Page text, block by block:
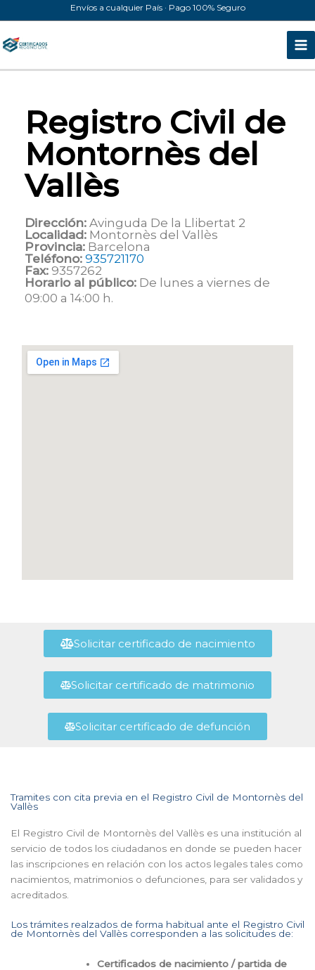
al
contenido
Envíos a cualquier País · Pago 100% Seguro
Registro Civil de
Montornès del
Vallès
Dirección: Avinguda De la Llibertat 2
Localidad: Montornès del Vallès
Provincia: Barcelona
Teléfono: 935721170
Fax: 9357262
Horario al público: De lunes a viernes de
09:00 a 14:00 h.
Solicitar certificado de nacimiento
Solicitar certificado de matrimonio
Solicitar certificado de defunción
Tramites con cita previa en el Registro Civil de Montornès del
Vallès
El Registro Civil de Montornès del Vallès es una institución al
servicio de todos los ciudadanos en donde se pueden hacer
las inscripciones en relación con los actos legales tales como
nacimientos, matrimonios o defunciones, para ser validados y
acreditados.
Los trámites realzados de forma habitual ante el Registro Civil
de Montornès del Vallès corresponden a las solicitudes de:
Certificados de nacimiento / partida de